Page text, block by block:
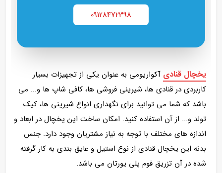
09128472398
یخچال قنادی آکواریومی به عنوان یکی از تجهیزات بسیار
کاربردی در قنادی ها، شیرینی فروشی ها، کافی شاپ ها و... می
باشد که شما می توانید برای نگهداری انواع شیرینی ها، کیک
تولد و... از آن استفاده کنید. امکان ساخت این یخچال در ابعاد و
اندازه های مختلف با توجه به نیاز مشتریان وجود دارد. جنس
بدنه این یخچال قنادی از نوع استیل و عایق بندی به کار گرفته
شده در آن تزریق فوم پلی یورتان می باشد.